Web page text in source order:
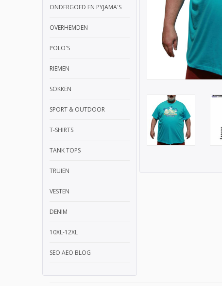
ONDERGOED EN PYJAMA'S
OVERHEMDEN
POLO'S
RIEMEN
SOKKEN
SPORT & OUTDOOR
T-SHIRTS
TANK TOPS
TRUIEN
VESTEN
DENIM
10XL-12XL
SEO AEO BLOG